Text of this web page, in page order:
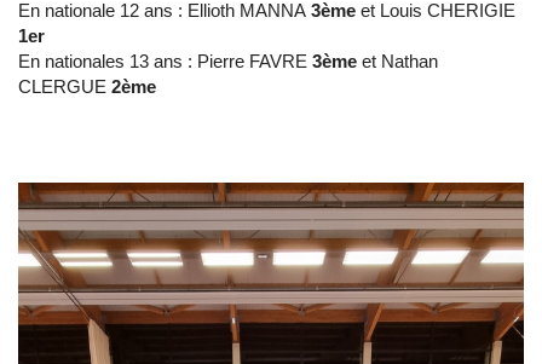
En nationale 12 ans : Ellioth MANNA 3ème et Louis CHERIGIE
1er
En nationales 13 ans : Pierre FAVRE 3ème et Nathan
CLERGUE 2ème